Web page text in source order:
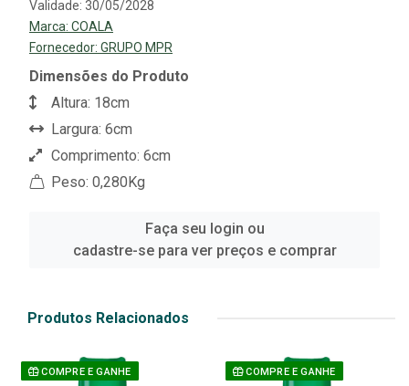
Validade: 30/05/2028
Marca: COALA
Fornecedor: GRUPO MPR
Dimensões do Produto
Altura: 18cm
Largura: 6cm
Comprimento: 6cm
Peso: 0,280Kg
Faça seu login ou
cadastre-se para ver preços e comprar
Produtos Relacionados
COMPRE E GANHE COMPRE E GANHE